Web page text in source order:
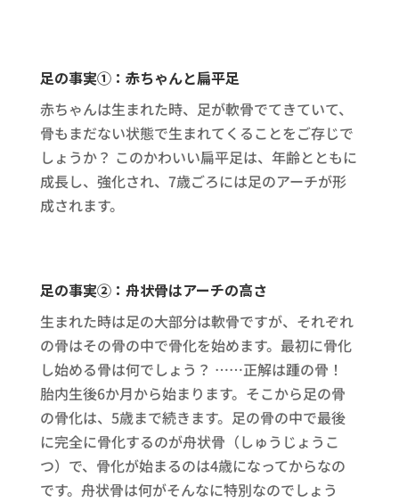
足の事実①：赤ちゃんと扁平足
赤ちゃんは生まれた時、足が軟骨でてきていて、
骨もまだない状態で生まれてくることをご存じで
しょうか？ このかわいい扁平足は、年齢とともに
成長し、強化され、7歳ごろには足のアーチが形
成されます。
足の事実②：舟状骨はアーチの高さ
生まれた時は足の大部分は軟骨ですが、それぞれ
の骨はその骨の中で骨化を始めます。最初に骨化
し始める骨は何でしょう？ ……正解は踵の骨！
胎内生後6か月から始まります。そこから足の骨
の骨化は、5歳まで続きます。足の骨の中で最後
に完全に骨化するのが舟状骨（しゅうじょうこ
つ）で、骨化が始まるのは4歳になってからなの
です。舟状骨は何がそんなに特別なのでしょう